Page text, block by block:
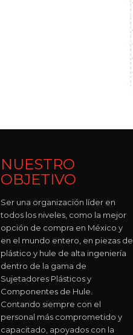
NUESTRO
OBJETIVO
Ser una organización líder en
todos los niveles, como la mejor
opción de compra en México y
en el mundo entero, en piezas de
plástico y hule de alta ingeniería
dentro de la gama de
Sujetadores Plásticos y
Componentes de Hule.
Contando siempre con el
personal más comprometido y
capacitado, apoyados con la